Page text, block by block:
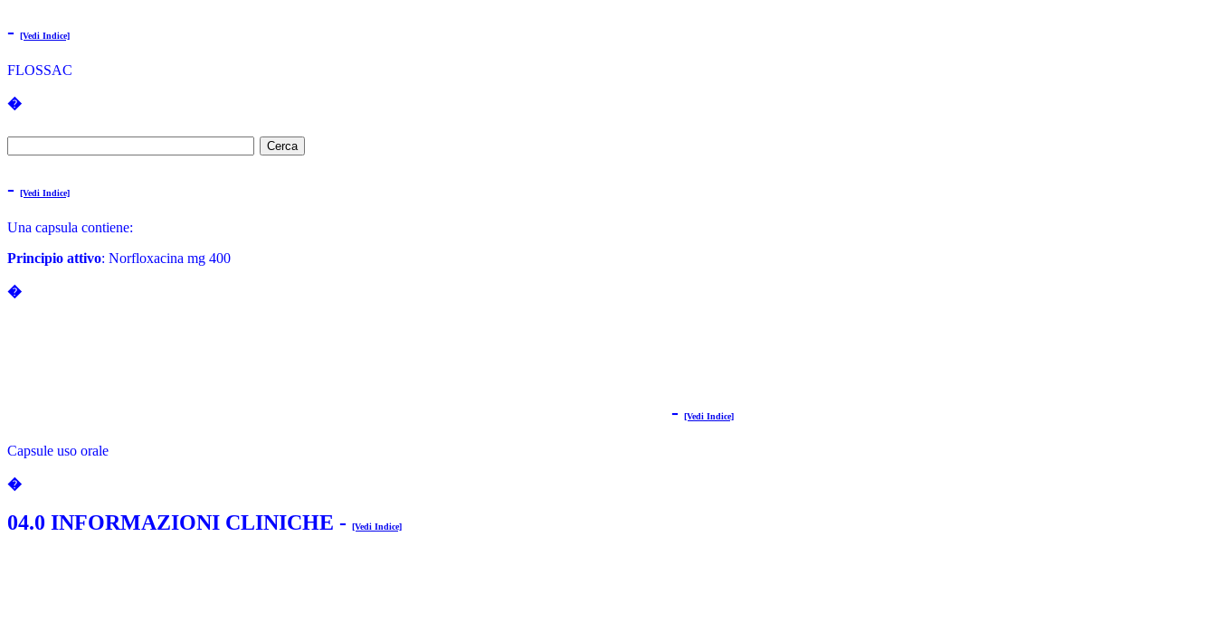
- [Vedi Indice]
FLOSSAC
�
- [Vedi Indice]
Una capsula contiene:
Principio attivo: Norfloxacina mg 400
�
- [Vedi Indice]
Capsule uso orale
�
04.0 INFORMAZIONI CLINICHE - [Vedi Indice]